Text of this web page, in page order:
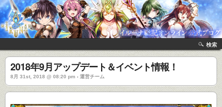
検索
2018年9月アップデート＆イベント情報！
8月 31st, 2018 @ 08:20 pm › 運営チーム